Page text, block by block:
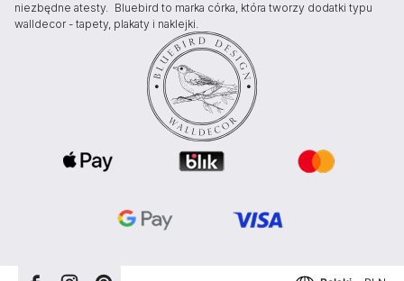
niezbędne atesty. Bluebird to marka córka, która tworzy dodatki typu
walldecor - tapety, plakaty i naklejki.